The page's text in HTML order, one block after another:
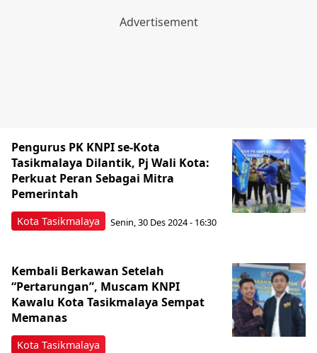
Kota Tasikmalaya
Pengurus PK KNPI se-Kota
Tasikmalaya Dilantik, Pj Wali Kota:
Perkuat Peran Sebagai Mitra
Pemerintah
Senin, 30 Des 2024 - 16:30
Kota Tasikmalaya
Kembali Berkawan Setelah
“Pertarungan”, Muscam KNPI
Kawalu Kota Tasikmalaya Sempat
Memanas